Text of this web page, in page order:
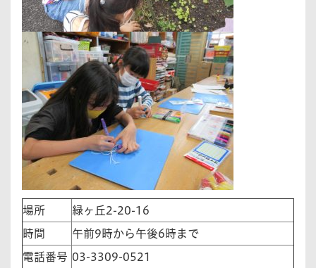
場所 緑ヶ丘2-20-16
時間 午前9時から午後6時まで
電話番号 03-3309-0521